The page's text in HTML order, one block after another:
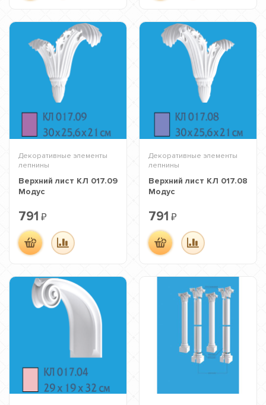
Декоративные элементы
лепнины
Верхний лист КЛ 017.09
Модус
791 ₽
Декоративные элементы
лепнины
Верхний лист КЛ 017.08
Модус
791 ₽